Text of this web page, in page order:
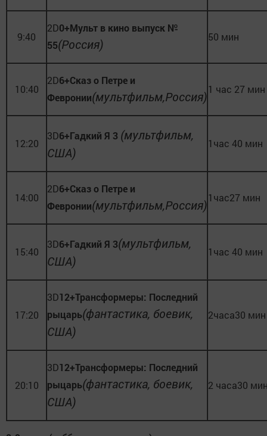
9:40
2D0+Мульт в кино выпуск №
55(Россия) 50 мин
10:40
2D6+Сказ о Петре и
Февронии(мультфильм,Россия)1 час 27 мин
12:20
3D6+Гадкий Я 3 (мультфильм,
США)
1час 40 мин
14:00
2D6+Сказ о Петре и
Февронии(мультфильм,Россия)1час27 мин
15:40
3D6+Гадкий Я 3(мультфильм,
США)
1час 40 мин
17:20
3D12+Трансформеры: Последний
рыцарь(фантастика, боевик,
США)
2часа30 мин
20:10
3D12+Трансформеры: Последний
рыцарь(фантастика, боевик,
США)
2 часа30